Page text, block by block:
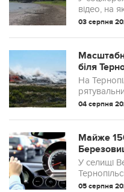
відео, на
Дністер.
03 серпня
біля
ймовірну
На
пожежі на
04 серпня
Майже
У селищі
05 серпня